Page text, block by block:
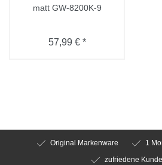
matt GW-8200K-9
57,99 € *
Original Markenware
1
zufriedene